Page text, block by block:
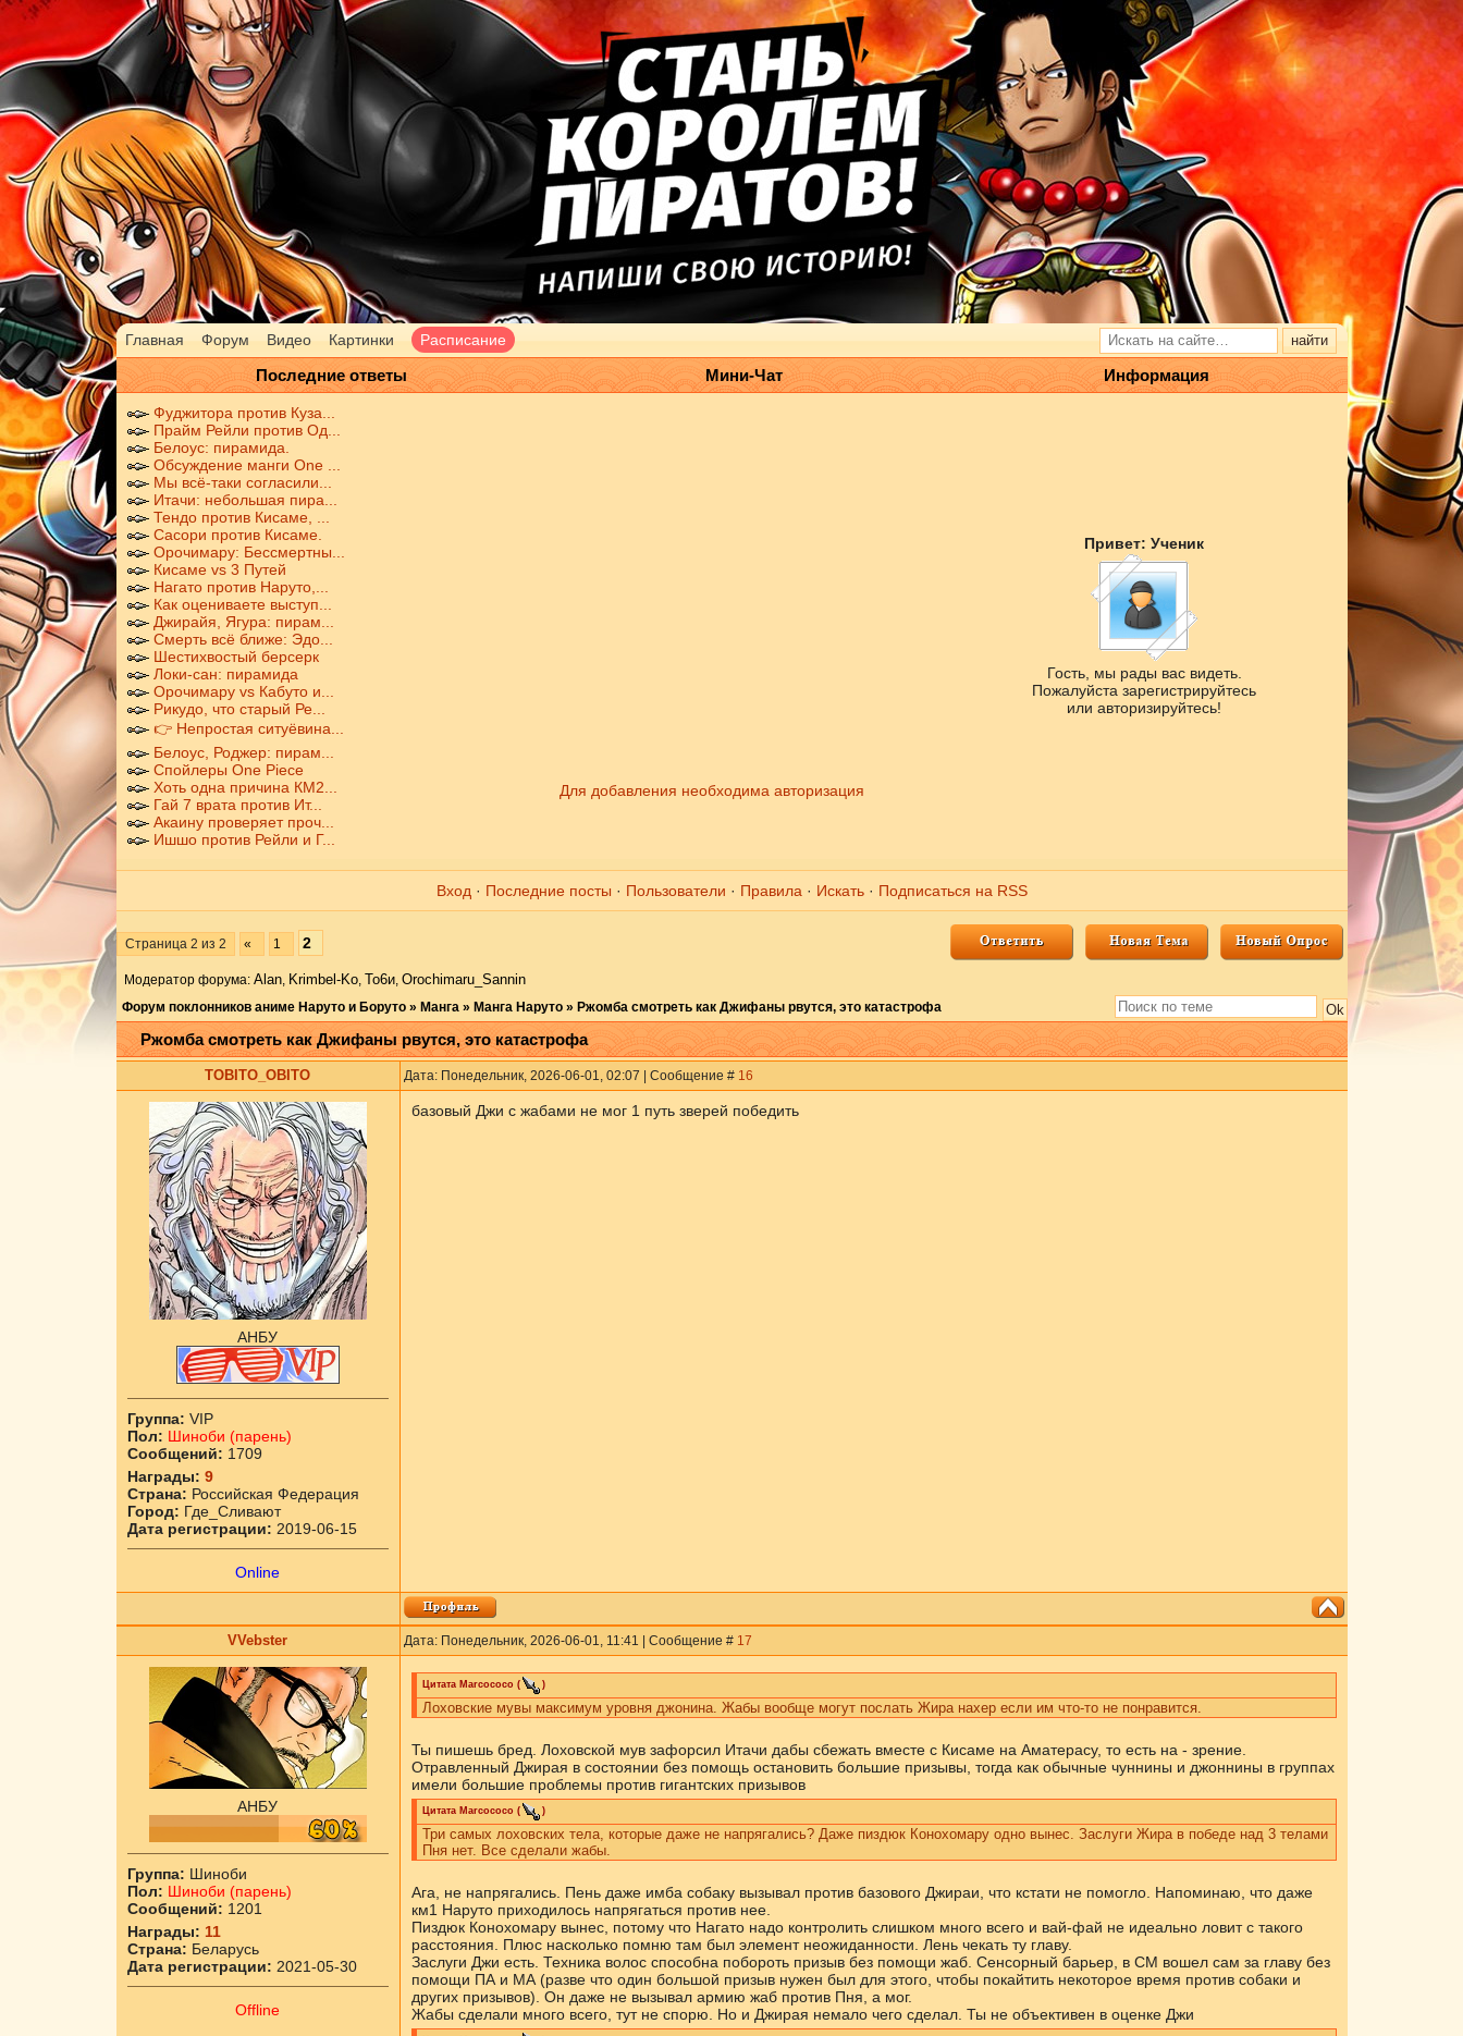
Главная Форум Видео Картинки Расписание
Последние ответы Мини-Чат Информация
Фуджитора против Куза...
Прайм Рейли против Од...
Белоус: пирамида.
Обсуждение манги One ...
Мы всё-таки согласили...
Итачи: небольшая пира...
Тендо против Кисаме, ...
Сасори против Кисаме.
Орочимару: Бессмертны...
Кисаме vs 3 Путей
Нагато против Наруто,...
Как оцениваете выступ...
Джирайя, Ягура: пирам...
Смерть всё ближе: Эдо...
Шестихвостый берсерк
Локи-сан: пирамида
Орочимару vs Кабуто и...
Рикудо, что старый Ре...
👉 Непростая ситуёвина...
Белоус, Роджер: пирам...
Спойлеры One Piece
Хоть одна причина КМ2...
Гай 7 врата против Ит...
Акаину проверяет проч...
Ишшо против Рейли и Г...
Для добавления необходима авторизация
Привет: Ученик
Гость, мы рады вас видеть.
Пожалуйста зарегистрируйтесь
или авторизируйтесь!
Вход · Последние посты · Пользователи · Правила · Искать· Подписаться на RSS
Страница 2 из 2 « 1 2
Модератор форума: Аlаn, Krimbel-Ko, То6и, Orochimaru_Sannin
Форум поклонников аниме Наруто и Боруто » Манга » Манга Наруто » Ржомба смотреть как Джифаны рвутся, это катастрофа
Ржомба смотреть как Джифаны рвутся, это катастрофа
ТОBITO_OBITO Дата: Понедельник, 2026-06-01, 02:07 | Сообщение # 16
АНБУ
Группа: VIP
Пол: Шиноби (парень)
Сообщений: 1709
Награды: 9
Страна: Российская Федерация
Город: Где_Сливают
Дата регистрации: 2019-06-15
Online
базовый Джи с жабами не мог 1 путь зверей победить
VVebster Дата: Понедельник, 2026-06-01, 11:41 | Сообщение # 17
АНБУ
Группа: Шиноби
Пол: Шиноби (парень)
Сообщений: 1201
Награды: 11
Страна: Беларусь
Дата регистрации: 2021-05-30
Offline
Цитата Marcococo ( )
Лоховские мувы максимум уровня джонина. Жабы вообще могут послать Жира нахер если им что-то не понравится.
Ты пишешь бред. Лоховской мув зафорсил Итачи дабы сбежать вместе с Кисаме на Аматерасу, то есть на - зрение.
Отравленный Джирая в состоянии без помощь остановить большие призывы, тогда как обычные чуннины и джоннины в группах
имели большие проблемы против гигантских призывов
Цитата Marcococo ( )
Три самых лоховских тела, которые даже не напрягались? Даже пиздюк Конохомару одно вынес. Заслуги Жира в победе над 3 телами
Пня нет. Все сделали жабы.
Ага, не напрягались. Пень даже имба собаку вызывал против базового Джираи, что кстати не помогло. Напоминаю, что даже
км1 Наруто приходилось напрягаться против нее.
Пиздюк Конохомару вынес, потому что Нагато надо контролить слишком много всего и вай-фай не идеально ловит с такого
расстояния. Плюс насколько помню там был элемент неожиданности. Лень чекать ту главу.
Заслуги Джи есть. Техника волос способна побороть призыв без помощи жаб. Сенсорный барьер, в СМ вошел сам за главу без
помощи ПА и МА (разве что один большой призыв нужен был для этого, чтобы покайтить некоторое время против собаки и
других призывов). Он даже не вызывал армию жаб против Пня, а мог.
Жабы сделали много всего, тут не спорю. Но и Джирая немало чего сделал. Ты не объективен в оценке Джи